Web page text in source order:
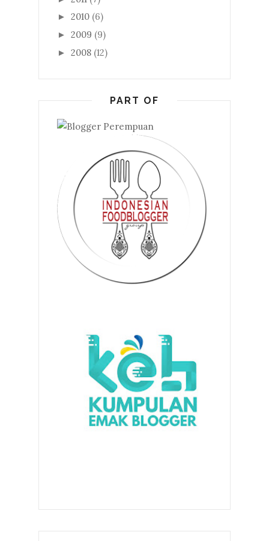
► 2010 (6)
► 2009 (9)
► 2008 (12)
PART OF